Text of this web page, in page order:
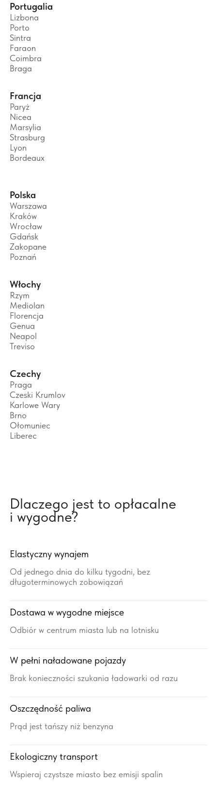
Portugalia
Lizbona
Porto
Sintra
Faraon
Coimbra
Braga
Francja
Paryż
Nicea
Marsylia
Strasburg
Lyon
Bordeaux
Polska
Warszawa
Kraków
Wrocław
Gdańsk
Zakopane
Poznań
Włochy
Rzym
Mediolan
Florencja
Genua
Neapol
Treviso
Czechy
Praga
Czeski Krumlov
Karlowe Wary
Brno
Ołomuniec
Liberec
Dlaczego jest to opłacalne
i wygodne?
Elastyczny wynajem
Od jednego dnia do kilku tygodni, bez
długoterminowych zobowiązań
Dostawa w wygodne miejsce
Odbiór w centrum miasta lub na lotnisku
W pełni naładowane pojazdy
Brak konieczności szukania ładowarki od razu
Oszczędność paliwa
Prąd jest tańszy niż benzyna
Ekologiczny transport
Wspieraj czystsze miasto bez emisji spalin